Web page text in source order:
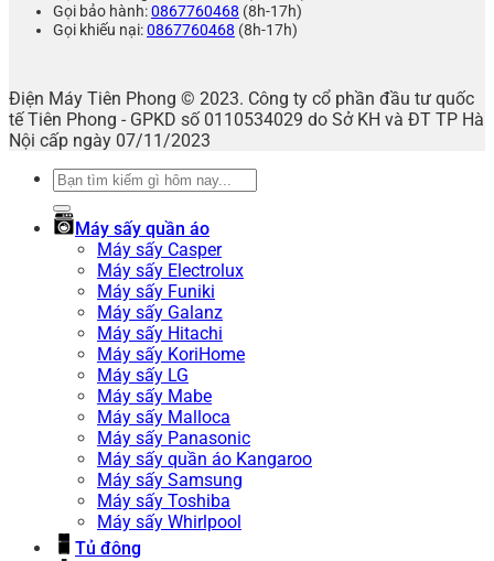
Gọi bảo hành:0867760468 (8h-17h)
Gọi khiếu nại:0867760468 (8h-17h)
Điện Máy Tiên Phong © 2023. Công ty cổ phần đầu tư quốc
tế Tiên Phong - GPKD số 0110534029 do Sở KH và ĐT TP Hà
Nội cấp ngày 07/11/2023
Tìm
Máy sấy quần áo
Máy sấy Casper
Máy sấy Electrolux
Máy sấy Funiki
Máy sấy Galanz
Máy sấy Hitachi
Máy sấy KoriHome
Máy sấy LG
Máy sấy Mabe
Máy sấy Malloca
Máy sấy Panasonic
Máy sấy quần áo Kangaroo
Máy sấy Samsung
Máy sấy Toshiba
Máy sấy Whirlpool
Tủ đông